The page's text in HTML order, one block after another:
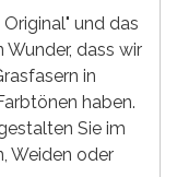
und das
dass wir
in
haben.
Sie im
Weiden oder